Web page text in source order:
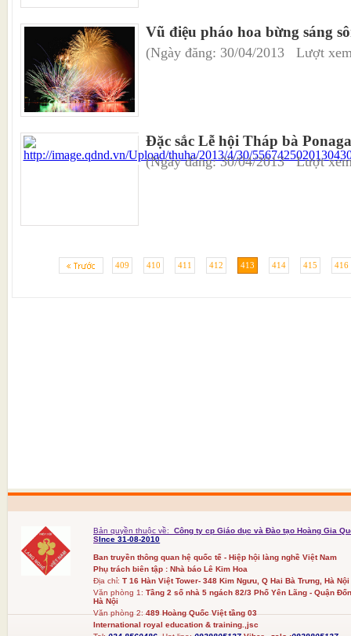
Vũ điệu pháo hoa bừng sáng
(Ngày đăng: 30/04/2013 Lượt
Đặc sắc Lễ hội Tháp bà
(Ngày đăng: 30/04/2013 Lượt
409 410 411 412 413 414 415 416
Bản quyền thuộc về:
Công ty cp Giáo dục và Đào tạo Hoàng Gia
SInce 31-08-2010
Ban truyền thông quan hệ quốc tế - Hiệp hội làng nghề Việt Nam
Phụ trách biên tập : Nhà báo Lê Kim Hoa
Địa chỉ: T 16 Hàn Việt Tower- 348 Kim Ngưu, Q Hai Bà Trưng, Hà Nội
Văn phòng 1:Tầng 2 số nhà 5 ngách 82/3 Phố Yên Lãng - Quận
Hà Nội
Văn phòng 2:489 Hoàng Quốc Việt tầng 03
International royal education & training.,jsc